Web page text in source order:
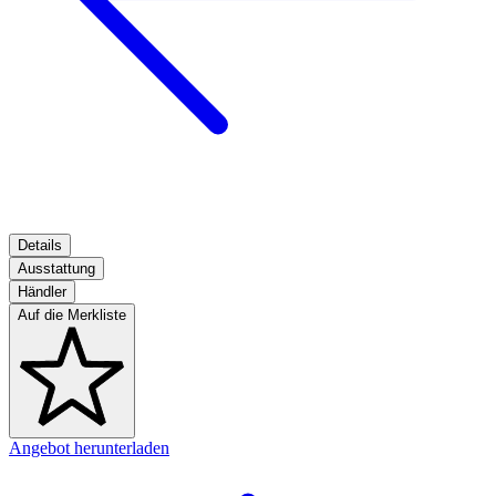
Details
Ausstattung
Händler
Auf die Merkliste
Angebot herunterladen